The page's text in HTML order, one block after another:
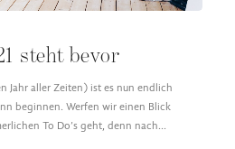
steht bevor
Jahr aller Zeiten) ist es nun endlich
beginnen. Werfen wir einen Blick
To Do’s geht, denn nach…